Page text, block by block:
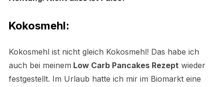
Kokosmehl:
Kokosmehl ist nicht gleich Kokosmehl! Das habe ich
auch bei meinem Low Carb Pancakes Rezeptwieder
festgestellt. Im Urlaub hatte ich mir im Biomarkt eine